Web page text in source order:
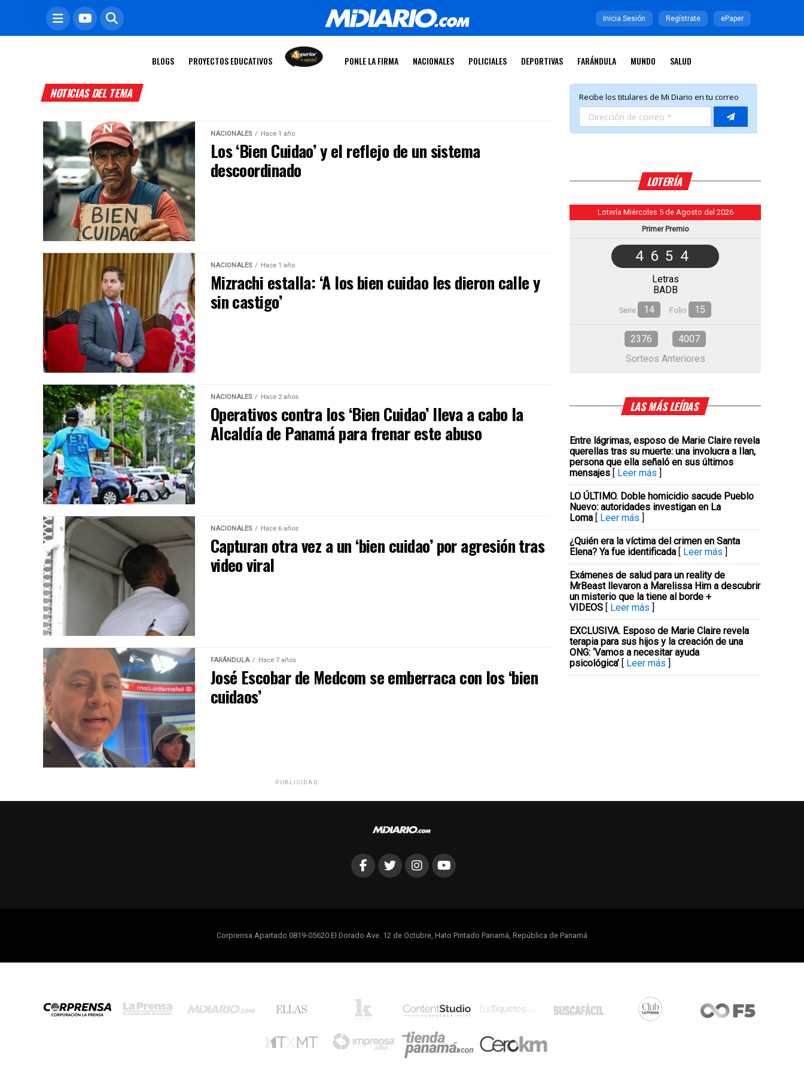
Inicia Sesión Regístrate ePaper
BLOGS PROYECTOS EDUCATIVOS PONLE LA FIRMA NACIONALES POLICIALES DEPORTIVAS FARÁNDULA MUNDO SALUD
NOTICIAS DEL TEMA
NACIONALES Hace 1 año
Los ‘Bien Cuidao’ y el reflejo de un sistema
descoordinado
NACIONALES Hace 1 año
Mizrachi estalla: ‘A los bien cuidao les dieron calle y
sin castigo’
NACIONALES Hace 2 años
Operativos contra los ‘Bien Cuidao’ lleva a cabo la
Alcaldía de Panamá para frenar este abuso
NACIONALES Hace 6 años
Capturan otra vez a un ‘bien cuidao’ por agresión tras
video viral
FARÁNDULA Hace 7 años
José Escobar de Medcom se emberraca con los ‘bien
cuidaos’
PUBLICIDAD
LOTERÍA
Lotería Miércoles 5 de Agosto del 2026
Primer Premio
4654
Letras
BADB
Serie 14 Folio 15
2376
4007
Sorteos Anteriores
LAS MÁS LEÍDAS
Entre lágrimas, esposo de Marie Claire revela
querellas tras su muerte: una involucra a Ilan,
persona que ella señaló en sus últimos
mensajes [ Leer más ]
LO ÚLTIMO. Doble homicidio sacude Pueblo
Nuevo: autoridades investigan en La
Loma [ Leer más ]
¿Quién era la víctima del crimen en Santa
Elena? Ya fue identificada [ Leer más ]
Exámenes de salud para un reality de
MrBeast llevaron a Marelissa Him a descubrir
un misterio que la tiene al borde +
VIDEOS [ Leer más ]
EXCLUSIVA. Esposo de Marie Claire revela
terapia para sus hijos y la creación de una
ONG: ‘Vamos a necesitar ayuda
psicológica’ [ Leer más ]
Corprensa Apartado 0819-05620 El Dorado Ave. 12 de Octubre, Hato Pintado Panamá, República de Panamá